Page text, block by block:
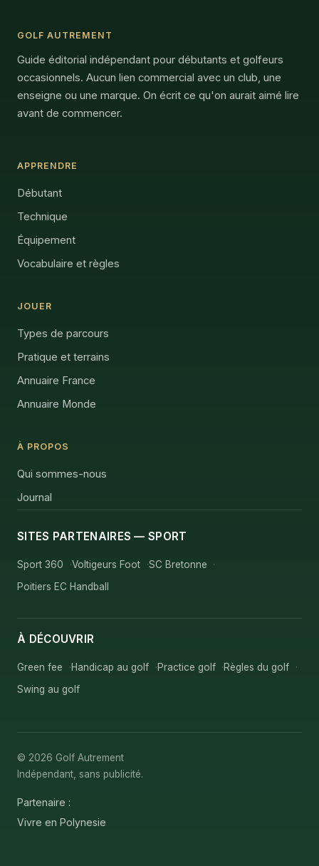
GOLF AUTREMENT
Guide éditorial indépendant pour débutants et golfeurs
occasionnels. Aucun lien commercial avec un club, une
enseigne ou une marque. On écrit ce qu'on aurait aimé lire
avant de commencer.
APPRENDRE
Débutant
Technique
Équipement
Vocabulaire et règles
JOUER
Types de parcours
Pratique et terrains
Annuaire France
Annuaire Monde
À PROPOS
Qui sommes-nous
Journal
SITES PARTENAIRES — SPORT
Sport 360 Voltigeurs Foot
SC Bretonne
Poitiers EC Handball
À DÉCOUVRIR
Green fee Handicap au golf Practice golf
Règles du golf
Swing au golf
© 2026 Golf Autrement
Indépendant, sans publicité.
Partenaire :
Vivre en Polynesie